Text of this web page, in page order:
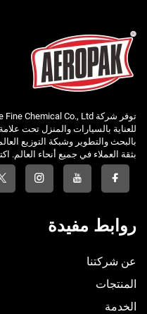
بالبحث والتطوير وشبكة التوزيع
بثقة العملاء في جميع أنحاء العالم.
روابط مفيدة
عن شركتنا
المنتجات
الخدمة